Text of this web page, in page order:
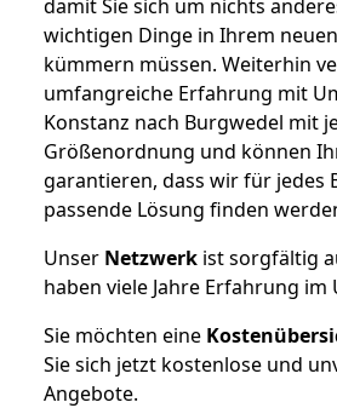
damit Sie sich um nichts
wichtigen Dinge in Ihrem
kümmern müssen. Weiterhin
umfangreiche Erfahrung mit
Konstanz nach Burgwedel mit
Größenordnung und können
garantieren, dass wir für jedes
passende Lösung finden
Unser Netzwerk ist sorgfältig
haben viele Jahre Erfahrung im
Sie möchten eine
Sie sich jetzt kostenlose und
Angebote.